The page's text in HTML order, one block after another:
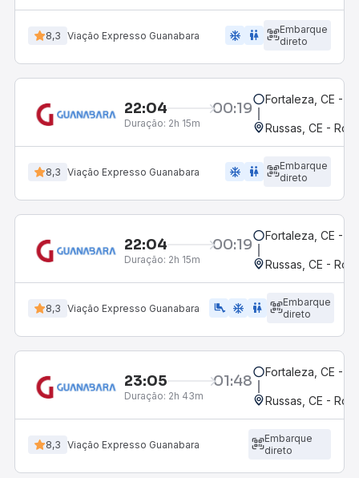
8,3 Viação Expresso Guanabara ac_unit wc
Embarque
direto
22:04 00:19
Duração: 2h 15m
Fortaleza, CE -
Russas, CE -
8,3 Viação Expresso Guanabara ac_unit wc
Embarque
direto
22:04 00:19
Duração: 2h 15m
Fortaleza, CE -
Russas, CE -
8,3 Viação Expresso Guanabara airline_seat_legroom_extra ac_unit wc
Embarque
direto
23:05 01:48
Duração: 2h 43m
Fortaleza, CE -
Russas, CE -
8,3 Viação Expresso Guanabara
Embarque
direto